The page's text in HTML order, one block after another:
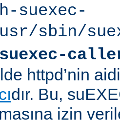
suexec-
sbin/
httpd’nin
dır. Bu,
izin